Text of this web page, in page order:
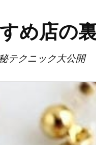
め店の
テクニック大公開